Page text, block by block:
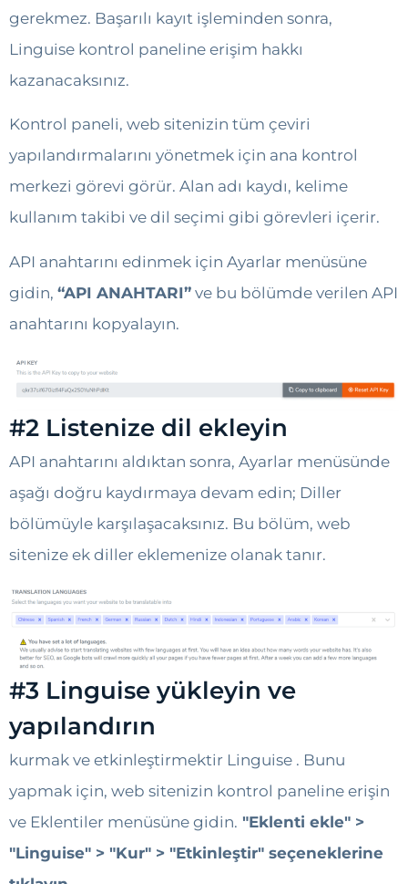
gerekmez. Başarılı kayıt işleminden sonra,
Linguise kontrol paneline erişim hakkı
kazanacaksınız.
Kontrol paneli, web sitenizin tüm çeviri
yapılandırmalarını yönetmek için ana kontrol
merkezi görevi görür. Alan adı kaydı, kelime
kullanım takibi ve dil seçimi gibi görevleri içerir.
API anahtarını edinmek için Ayarlar menüsüne
gidin, “API ANAHTARI” ve bu bölümde verilen API
anahtarını kopyalayın.
#2 Listenize dil ekleyin
API anahtarını aldıktan sonra, Ayarlar menüsünde
aşağı doğru kaydırmaya devam edin; Diller
bölümüyle karşılaşacaksınız. Bu bölüm, web
sitenize ek diller eklemenize olanak tanır.
#3 Linguise yükleyin ve
yapılandırın
kurmak ve etkinleştirmektir Linguise . Bunu
yapmak için, web sitenizin kontrol paneline erişin
ve Eklentiler menüsüne gidin. "Eklenti ekle" >
"Linguise" > "Kur" > "Etkinleştir" seçeneklerine